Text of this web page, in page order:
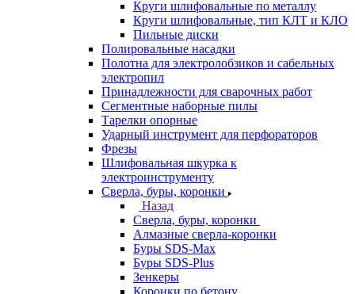
Круги шлифовальные по металлу
Круги шлифовальные, тип КЛТ и КЛО
Пильные диски
Полировальные насадки
Полотна для электролобзиков и сабельных
электропил
Принадлежности для сварочных работ
Сегментные наборные пилы
Тарелки опорные
Ударный инструмент для перфораторов
Фрезы
Шлифовальная шкурка к
электроинструменту
Сверла, буры, коронки
Назад
Сверла, буры, коронки
Алмазные сверла-коронки
Буры SDS-Max
Буры SDS-Plus
Зенкеры
Коронки по бетону